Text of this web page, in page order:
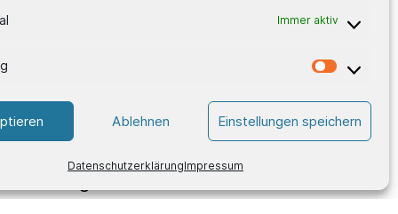
Immer aktiv
Ablehnen Einstellungen speichern
DatenschutzerklärungImpressum